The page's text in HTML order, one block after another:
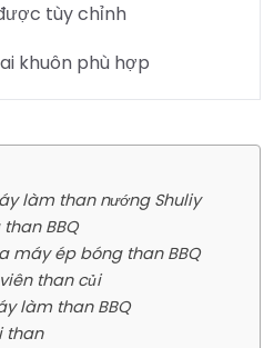
tùy chỉnh
khuôn phù hợp
làm than nướng Shuliy
BBQ
máy ép bóng than BBQ
than củi
làm than BBQ
than